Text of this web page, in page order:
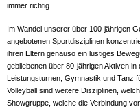
immer richtig.
Im Wandel unserer über 100-jährigen
angebotenen Sportdisziplinen
ihren Eltern genauso ein lustiges
gebliebenen über 80-jährigen Aktiven
Leistungsturnen, Gymnastik und Tanz
Volleyball sind weitere Disziplinen,
Showgruppe, welche die Verbindung